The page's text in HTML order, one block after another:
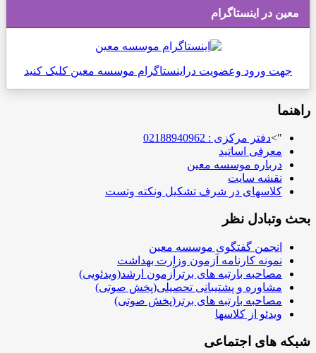
معین در اینستاگرام
جهت ورود وعضویت دراینستاگرام موسسه معین کلیک کنید
راهنما
">دفتر مرکزی : 02188940962
معرفی اساتید
درباره موسسه معین
نقشه سایت
کلاسهای در شرف تشکیل ونکته وتست
بحث وتبادل نظر
انجمن گفتگوی موسسه معین
نمونه کارنامه آزمون وزارت بهداشت
مصاحبه بارتبه های برترآزمون ارشد(ویدئویی)
مشاوره و پشتیبانی تحصیلی(پخش صوتی)
مصاحبه بارتبه های برتر(پخش صوتی)
ویدئو از کلاسها
شبکه های اجتماعی